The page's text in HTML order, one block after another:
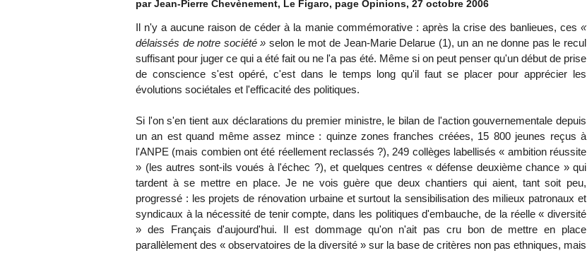
par Jean-Pierre Chevènement, Le Figaro, page Opinions, 27 octobre 2006
Il n'y a aucune raison de céder à la manie commémorative : après la crise des banlieues, ces «
délaissés de notre société » selon le mot de Jean-Marie Delarue (1), un an ne donne pas le recul
suffisant pour juger ce qui a été fait ou ne l'a pas été. Même si on peut penser qu'un début de prise
de conscience s'est opéré, c'est dans le temps long qu'il faut se placer pour apprécier les
évolutions sociétales et l'efficacité des politiques.
Si l'on s'en tient aux déclarations du premier ministre, le bilan de l'action gouvernementale depuis
un an est quand même assez mince : quinze zones franches créées, 15 800 jeunes reçus à
l'ANPE (mais combien ont été réellement reclassés ?), 249 collèges labellisés « ambition réussite
» (les autres sont-ils voués à l'échec ?), et quelques centres « défense deuxième chance » qui
tardent à se mettre en place. Je ne vois guère que deux chantiers qui aient, tant soit peu,
progressé : les projets de rénovation urbaine et surtout la sensibilisation des milieux patronaux et
syndicaux à la nécessité de tenir compte, dans les politiques d'embauche, de la réelle « diversité
» des Français d'aujourd'hui. Il est dommage qu'on n'ait pas cru bon de mettre en place
parallèlement des « observatoires de la diversité » sur la base de critères non pas ethniques, mais